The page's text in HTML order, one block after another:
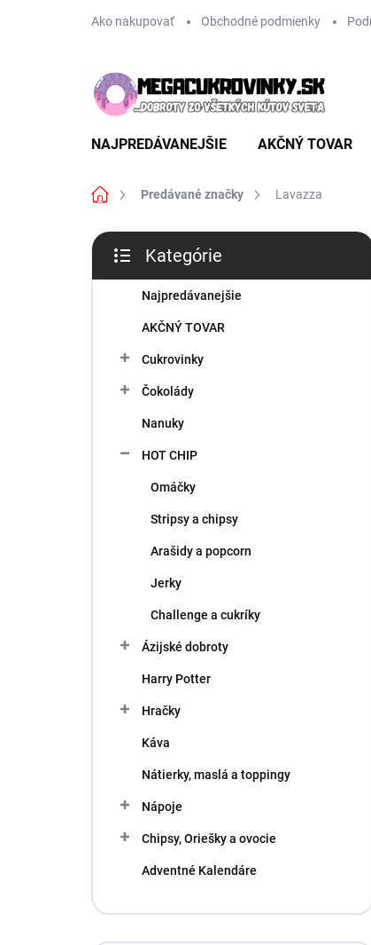
Ako nakupovať Obchodné podmienky
NAJPREDÁVANEJŠIE AKČNÝ TOVAR
DomovPredávané značky Lavazza
B
č
kategórie
Kategórie
Najpredávanejšie
AKČNÝ TOVAR
Cukrovinky
Čokolády
Nanuky
HOT CHIP
Omáčky
Stripsy a chipsy
Arašidy a popcorn
Jerky
Challenge a cukríky
Ázijské dobroty
Harry Potter
Hračky
Káva
Nátierky, maslá a toppingy
Nápoje
Chipsy, Oriešky a ovocie
Adventné Kalendáre